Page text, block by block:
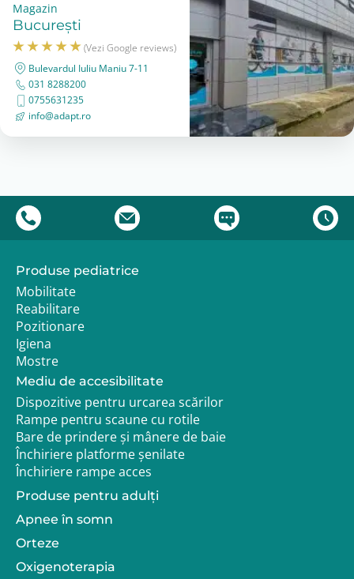
Magazin
București
(Vezi Google reviews)
Bulevardul Iuliu Maniu 7-11
031 8288200
0755631235
info@adapt.ro
Produse pediatrice
Mobilitate
Reabilitare
Pozitionare
Igiena
Mostre
Mediu de accesibilitate
Dispozitive pentru urcarea scărilor
Rampe pentru scaune cu rotile
Bare de prindere și mânere de baie
Închiriere platforme șenilate
Închiriere rampe acces
Produse pentru adulţi
Apnee în somn
Orteze
Oxigenoterapia